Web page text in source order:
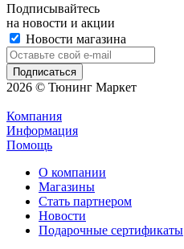
Подписывайтесь
на новости и акции
Новости магазина
2026 © Тюнинг Маркет
Компания
Информация
Помощь
О компании
Магазины
Стать партнером
Новости
Подарочные сертификаты